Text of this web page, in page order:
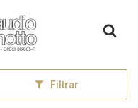
Filtrar